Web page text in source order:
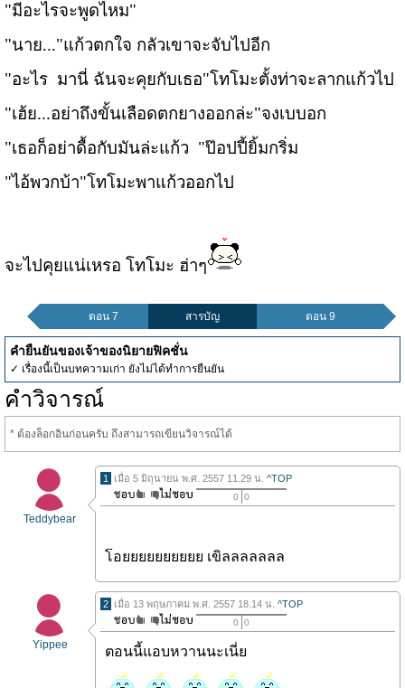
"มีอะไรจะพูดไหม"
"นาย..."แก้วตกใจ กลัวเขาจะจับไปอีก
"อะไร มานี่ ฉันจะคุยกับเธอ"โทโมะตั้งท่าจะลากแก้วไป
"เฮ้ย...อย่าถึงขั้นเลือดตกยางออกล่ะ"จงเบบอก
"เธอก็อย่าดื้อกับมันล่ะแก้ว "ป๊อปปี้ยิ้มกริ่ม
"ไอ้พวกบ้า"โทโมะพาแก้วออกไป
จะไปคุยแน่เหรอ โทโมะ ฮ่าๆ
ตอน 7 สารบัญ ตอน 9
คำยืนยันของเจ้าของนิยายฟิคชั่น
✓ เรื่องนี้เป็นบทความเก่า ยังไม่ได้ทำการยืนยัน
คำวิจารณ์
* ต้องล็อกอินก่อนครับ ถึงสามารถเขียนวิจารณ์ได้
Teddybear
1 เมื่อ 5 มิถุนายน พ.ศ. 2557 11.29 น. ^TOP
0 0
โอยยยยยยยยยย เขิลลลลลลล
Yippee
2 เมื่อ 13 พฤษภาคม พ.ศ. 2557 18.14 น. ^TOP
0 0
ตอนนี้แอบหวานนะเนี่ย